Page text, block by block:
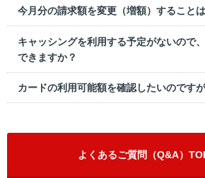
今月分の請求額を変更（増額）すること
キャッシングを利用する予定がないので
できますか？
カードの利用可能額を確認したいのです
よくあるご質問（Q&A）